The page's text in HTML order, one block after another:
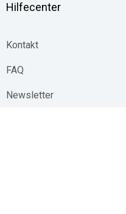
Hilfecenter
Kontakt
FAQ
Newsletter